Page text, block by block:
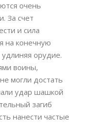
очень
За счет
и сила
на конечную
орудие.
воины,
могли достать
удар шашкой
загиб
нанести частые